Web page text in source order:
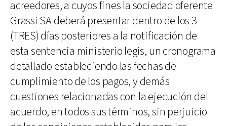
acreedores, a cuyos fines la sociedad oferente
Grassi SA deberá presentar dentro de los 3
(TRES) días posteriores a la notificación de
esta sentencia ministerio legis, un cronograma
detallado estableciendo las fechas de
cumplimiento de los pagos, y demás
cuestiones relacionadas con la ejecución del
acuerdo, en todos sus términos, sin perjuicio